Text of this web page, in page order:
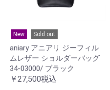
New Sold out
aniary アニアリ ジーフィル
ムレザー ショルダーバッグ
34-03000/ ブラック
￥27,500税込